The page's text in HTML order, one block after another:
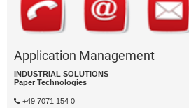
Application Management
INDUSTRIAL SOLUTIONS
Paper Technologies
+49 7071 154 0